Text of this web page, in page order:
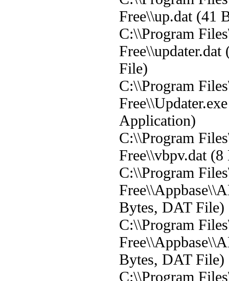
Free\\up.dat (41
C:\\Program
File)
C:\\Program
Application)
C:\\Program
Free\\vbpv.dat
C:\\Program
Bytes, DAT File)
C:\\Program
Bytes, DAT File)
C:\\Program